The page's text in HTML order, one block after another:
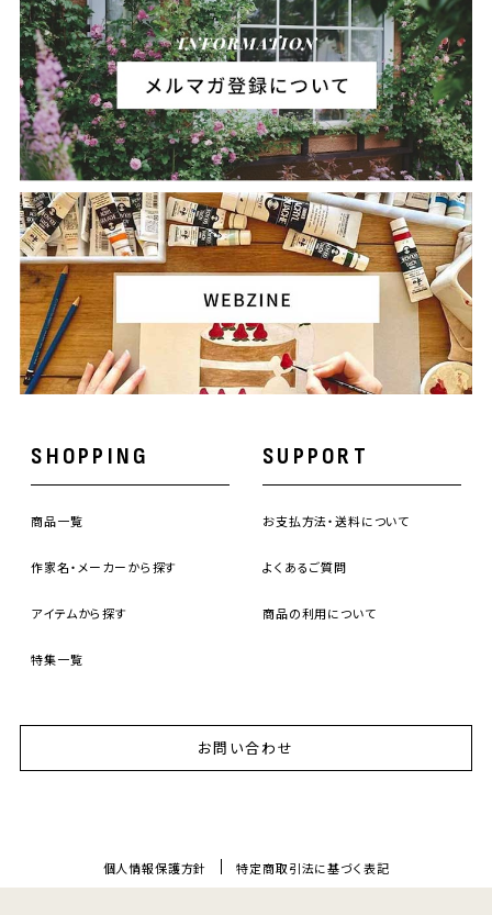
SHOPPING
商品一覧
作家名・メーカーから探す
アイテムから探す
特集一覧
SUPPORT
お支払方法・送料について
よくあるご質問
商品の利用について
お問い合わせ
個人情報保護方針 特定商取引法に基づく表記